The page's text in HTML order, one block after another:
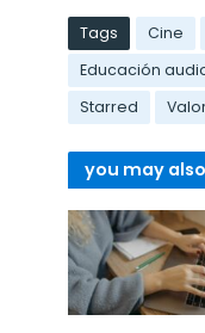
Tags Cine
Educación
Starred
you may